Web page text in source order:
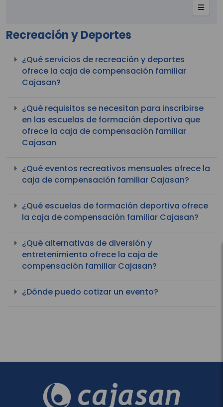
Recreación y Deportes
¿Qué servicios de recreación y deportes
ofrece la caja de compensación familiar
Cajasan?
¿Qué requisitos se necesitan para inscribirse
en las escuelas de formación deportiva que
ofrece la caja de compensación familiar
Cajasan
¿Qué eventos recreativos mensuales ofrece la
caja de compensación familiar Cajasan?
¿Qué escuelas de formación deportiva ofrece
la caja de compensación familiar Cajasan?
¿Qué alternativas de diversión y
entretenimiento ofrece la caja de
compensación familiar Cajasan?
¿Dónde puedo cotizar un evento?